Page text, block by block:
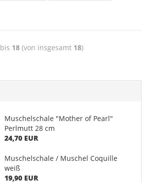
bis 18(von insgesamt 18)
Muschelschale "Mother of Pearl"
Perlmutt 28 cm
24,70 EUR
Muschelschale / Muschel Coquille
weiß
19,90 EUR